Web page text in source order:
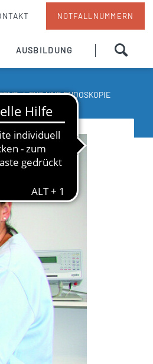
NOTFALLNUMMERN
überspringen
AUSBILDUNG
Team
EKG UND ENDOSKOPIE